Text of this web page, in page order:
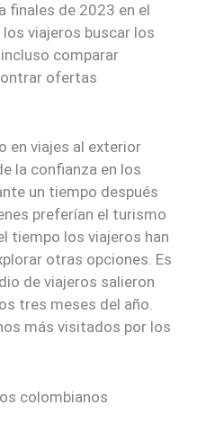
finales de 2023 en el
viajeros buscar los
comparar
ofertas
en viajes al exterior
la confianza en los
un tiempo después
preferían el turismo
tiempo los viajeros han
otras opciones. Es
de viajeros salieron
tres meses del año.
más visitados por los
colombianos